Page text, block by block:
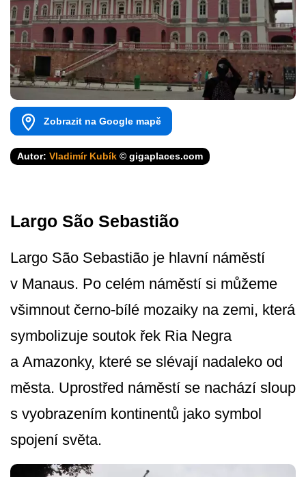
Zobrazit na Google mapě
Autor: Vladimír Kubík © gigaplaces.com
Largo São Sebastião
Largo São Sebastião je hlavní náměstí
v Manaus. Po celém náměstí si můžeme
všimnout černo-bílé mozaiky na zemi, která
symbolizuje soutok řek Ria Negra
a Amazonky, které se slévají nadaleko od
města. Uprostřed náměstí se nachází sloup
s vyobrazením kontinentů jako symbol
spojení světa.